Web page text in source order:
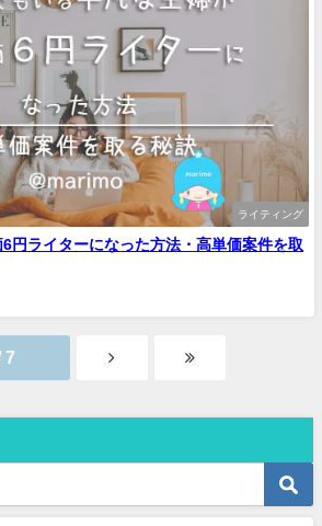
ライティング
円ライターになった方法・高単価案件を取
7